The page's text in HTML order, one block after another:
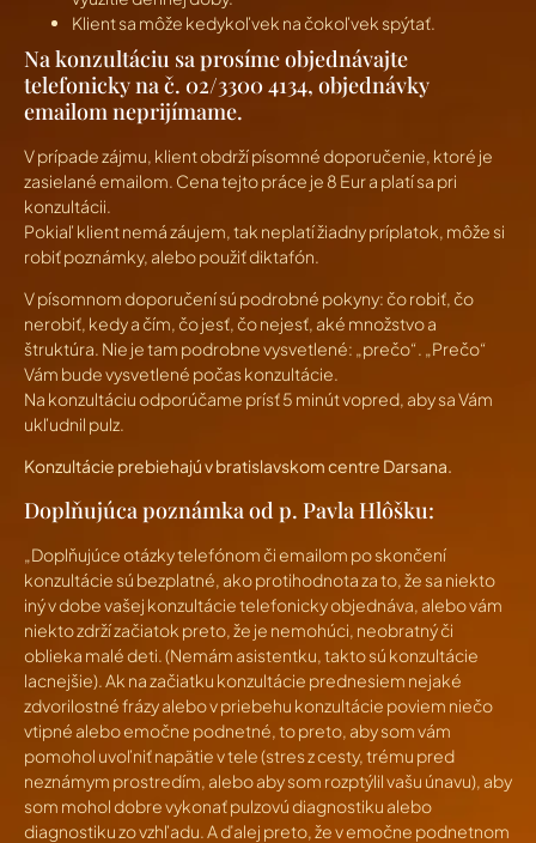
Klient sa môže kedykoľvek na čokoľvek spýtať.
Na konzultáciu sa prosíme objednávajte
telefonicky na č. 02/3300 4134, objednávky
emailom neprijímame.
V prípade zájmu, klient obdrží písomné doporučenie, ktoré je
zasielané emailom. Cena tejto práce je 8 Eur a platí sa pri
konzultácii.
Pokiaľ klient nemá záujem, tak neplatí žiadny príplatok, môže si
robiť poznámky, alebo použiť diktafón.
V písomnom doporučení sú podrobné pokyny: čo robiť, čo
nerobiť, kedy a čím, čo jesť, čo nejesť, aké množstvo a
štruktúra. Nie je tam podrobne vysvetlené: „prečo“. „Prečo“
Vám bude vysvetlené počas konzultácie.
Na konzultáciu odporúčame prísť 5 minút vopred, aby sa Vám
ukľudnil pulz.
Konzultácie prebiehajú v bratislavskom centre Darsana.
Doplňujúca poznámka od p. Pavla Hlôšku:
„Doplňujúce otázky telefónom či emailom po skončení
konzultácie sú bezplatné, ako protihodnota za to, že sa niekto
iný v dobe vašej konzultácie telefonicky objednáva, alebo vám
niekto zdrží začiatok preto, že je nemohúci, neobratný či
oblieka malé deti. (Nemám asistentku, takto sú konzultácie
lacnejšie). Ak na začiatku konzultácie prednesiem nejaké
zdvorilostné frázy alebo v priebehu konzultácie poviem niečo
vtipné alebo emočne podnetné, to preto, aby som vám
pomohol uvoľniť napätie v tele (stres z cesty, trému pred
neznámym prostredím, alebo aby som rozptýlil vašu únavu), aby
som mohol dobre vykonať pulzovú diagnostiku alebo
diagnostiku zo vzhľadu. A ďalej preto, že v emočne podnetnom